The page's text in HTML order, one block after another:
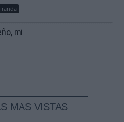
mi
MAS VISTAS